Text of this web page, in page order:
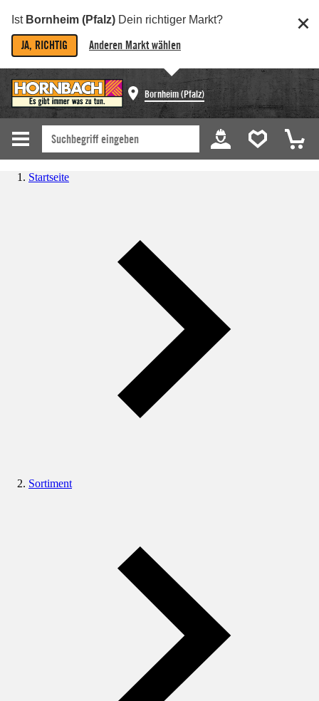
Ist Bornheim (Pfalz) Dein richtiger Markt?
JA, RICHTIG Anderen Markt wählen
Bornheim (Pfalz)
Startseite
Sortiment